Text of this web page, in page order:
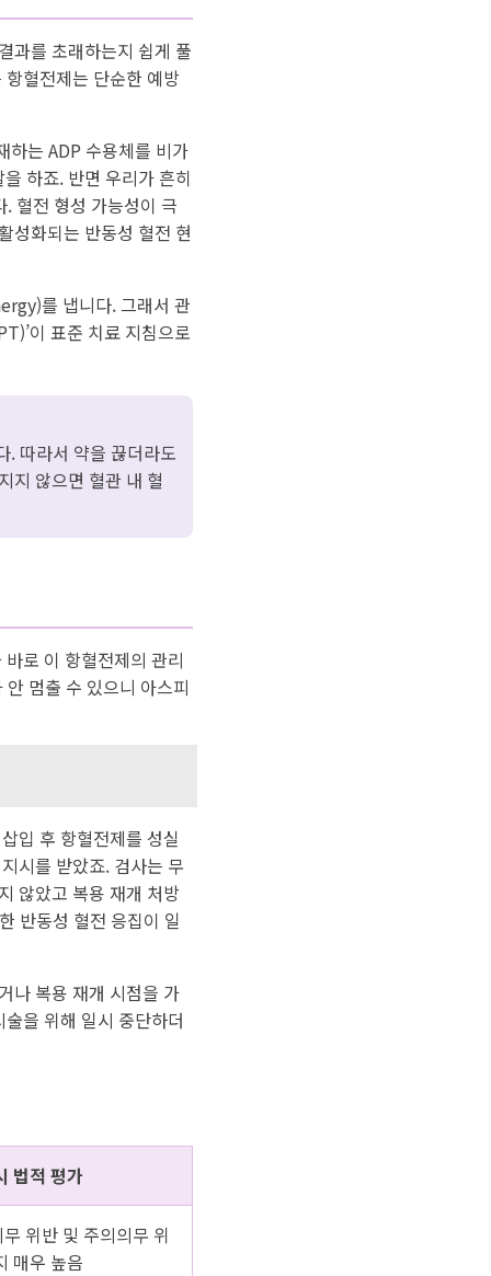
과를 초래하는지 쉽게 풀
혈전제는 단순한 예방
하는 ADP 수용체를 비가
하죠. 반면 우리가 흔히
혈전 형성 가능성이 극
성화되는 반동성 혈전 현
를 냅니다. 그래서 관
이 표준 치료 지침으로
. 따라서 약을 끊더라도
지 않으면 혈관 내 혈
로 이 항혈전제의 관리
멈출 수 있으니 아스피
입 후 항혈전제를 성실
시를 받았죠. 검사는 무
않았고 복용 재개 처방
반동성 혈전 응집이 일
나 복용 재개 시점을 가
을 위해 일시 중단하더
법적 평가
위반 및 주의의무 위
매우 높음